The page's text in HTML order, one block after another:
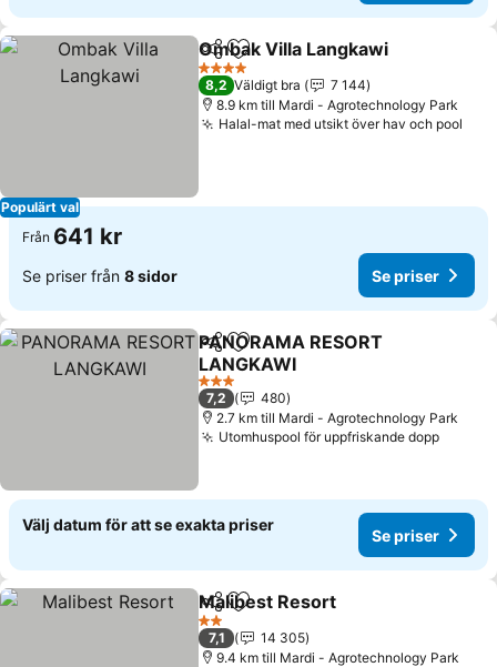
Populärt val
Dela Lägg till i Mina Favoriter
Ombak Villa Langkawi
4 Stjärnor
8,2 Väldigt bra
7 144
8.9 km till Mardi - Agrotechnology Park
Halal-mat med utsikt över hav och pool
Från 641 kr
Se priser från 8 sidor Se priser
Dela Lägg till i Mina Favoriter
PANORAMA RESORT
LANGKAWI
Se priser
3 Stjärnor
7,2
480
2.7 km till Mardi - Agrotechnology Park
Utomhuspool för uppfriskande doppSe
Välj datum för att se exakta priser
Se priser
Dela Lägg till i Mina Favoriter
Malibest Resort
2 Stjärnor
7,1
14 305
9.4 km till Mardi - Agrotechnology Park